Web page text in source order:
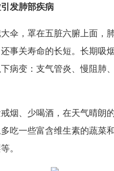
发肺部疾病
伞，罩在五脏六腑上面，
事关寿命的长短。长期吸
病变：支气管炎、慢阻肺
烟、少喝酒，在天气晴朗
吃一些富含维生素的蔬菜
。